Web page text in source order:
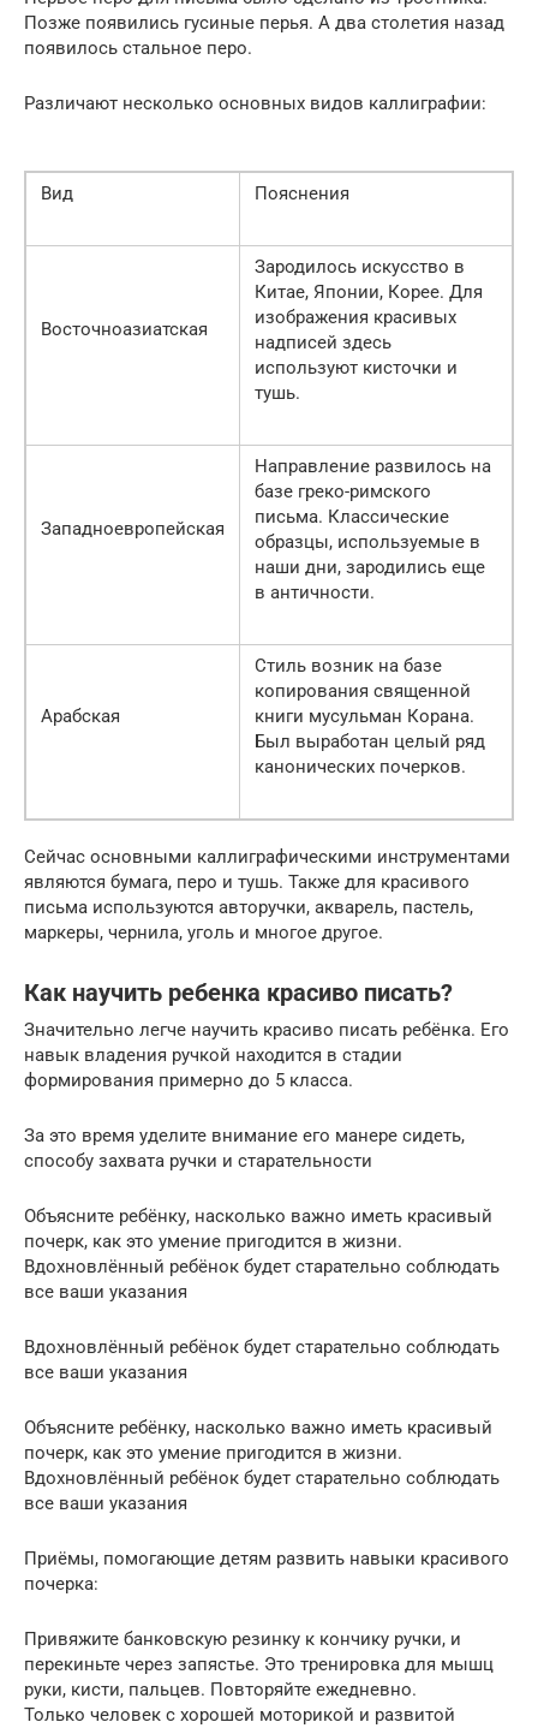
Позже появились гусиные перья. А два столетия назад
появилось стальное перо.
Различают несколько основных видов каллиграфии:
Вид Пояснения
Восточноазиатская
Зародилось искусство в
Китае, Японии, Корее. Для
изображения красивых
надписей здесь
используют кисточки и
тушь.
Западноевропейская
Направление развилось на
базе греко-римского
письма. Классические
образцы, используемые в
наши дни, зародились еще
в античности.
Арабская
Стиль возник на базе
копирования священной
книги мусульман Корана.
Был выработан целый ряд
канонических почерков.
Сейчас основными каллиграфическими инструментами
являются бумага, перо и тушь. Также для красивого
письма используются авторучки, акварель, пастель,
маркеры, чернила, уголь и многое другое.
Как научить ребенка красиво писать?
Значительно легче научить красиво писать ребёнка. Его
навык владения ручкой находится в стадии
формирования примерно до 5 класса.
За это время уделите внимание его манере сидеть,
способу захвата ручки и старательности
Объясните ребёнку, насколько важно иметь красивый
почерк, как это умение пригодится в жизни.
Вдохновлённый ребёнок будет старательно соблюдать
все ваши указания
Вдохновлённый ребёнок будет старательно соблюдать
все ваши указания
Объясните ребёнку, насколько важно иметь красивый
почерк, как это умение пригодится в жизни.
Вдохновлённый ребёнок будет старательно соблюдать
все ваши указания
Приёмы, помогающие детям развить навыки красивого
почерка:
Привяжите банковскую резинку к кончику ручки, и
перекиньте через запястье. Это тренировка для мышц
руки, кисти, пальцев. Повторяйте ежедневно.
Только человек с хорошей моторикой и развитой